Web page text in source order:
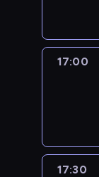
17:00
17:30